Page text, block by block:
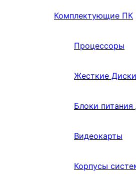
Комплектующие ПК
Процессоры
Жесткие
Блоки
Видеокарты
Корпусы